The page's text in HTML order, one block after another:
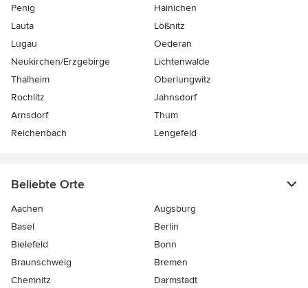
Penig
Hainichen
Lauta
Lößnitz
Lugau
Oederan
Neukirchen/Erzgebirge
Lichtenwalde
Thalheim
Oberlungwitz
Rochlitz
Jahnsdorf
Arnsdorf
Thum
Reichenbach
Lengefeld
Beliebte Orte
Aachen
Augsburg
Basel
Berlin
Bielefeld
Bonn
Braunschweig
Bremen
Chemnitz
Darmstadt